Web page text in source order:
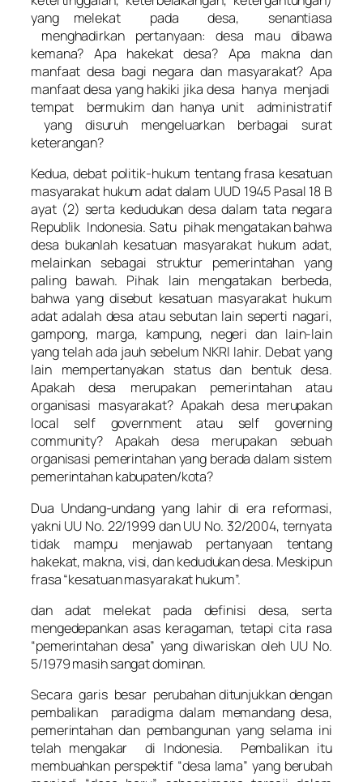
yang melekat pada desa, senantiasa
menghadirkan pertanyaan: desa mau dibawa
kemana? Apa hakekat desa? Apa makna dan
manfaat desa bagi negara dan masyarakat? Apa
manfaat desa yang hakiki jika desa hanya menjadi
tempat bermukim dan hanya unit administratif
yang disuruh mengeluarkan berbagai surat
keterangan?
Kedua, debat politik-hukum tentang frasa kesatuan
masyarakat hukum adat dalam UUD 1945 Pasal 18 B
ayat (2) serta kedudukan desa dalam tata negara
Republik Indonesia. Satu pihak mengatakan bahwa
desa bukanlah kesatuan masyarakat hukum adat,
melainkan sebagai struktur pemerintahan yang
paling bawah. Pihak lain mengatakan berbeda,
bahwa yang disebut kesatuan masyarakat hukum
adat adalah desa atau sebutan lain seperti nagari,
gampong, marga, kampung, negeri dan lain-lain
yang telah ada jauh sebelum NKRI lahir. Debat yang
lain mempertanyakan status dan bentuk desa.
Apakah desa merupakan pemerintahan atau
organisasi masyarakat? Apakah desa merupakan
local self governmentatau self governing
community? Apakah desa merupakan sebuah
organisasi pemerintahan yang berada dalam sistem
pemerintahan kabupaten/kota?
Dua Undang-undang yang lahir di era reformasi,
yakni UU No. 22/1999 dan UU No. 32/2004, ternyata
tidak mampu menjawab pertanyaan tentang
hakekat, makna, visi, dan kedudukan desa. Meskipun
frasa “kesatuan masyarakat hukum”.
dan adat melekat pada definisi desa, serta
mengedepankan asas keragaman, tetapi cita rasa
“pemerintahan desa” yang diwariskan oleh UU No.
5/1979 masih sangat dominan.
Secara garis besar perubahan ditunjukkan dengan
pembalikan paradigma dalam memandang desa,
pemerintahan dan pembangunan yang selama ini
telah mengakar di Indonesia. Pembalikan itu
membuahkan perspektif “desa lama” yang berubah